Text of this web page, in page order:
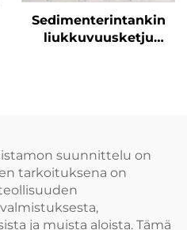
Sedimenterintankin
liukkuvuusketju
suunnittelu on
tarkoituksena on
ja muista aloista. Tämä